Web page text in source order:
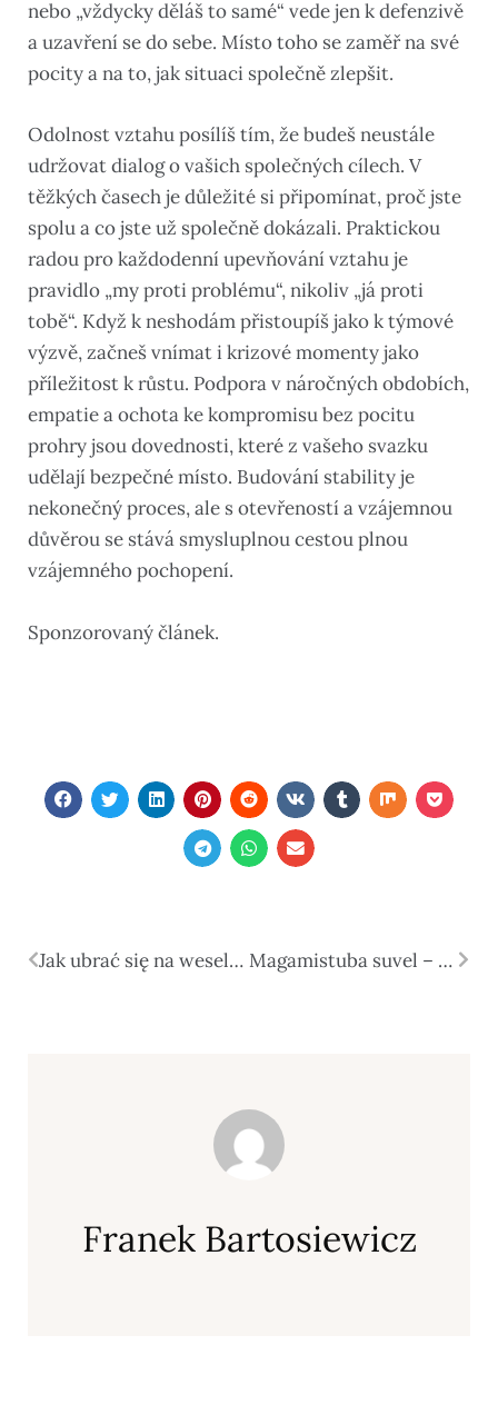
nebo „vždycky děláš to samé“ vede jen k defenzivě
a uzavření se do sebe. Místo toho se zaměř na své
pocity a na to, jak situaci společně zlepšit.
Odolnost vztahu posílíš tím, že budeš neustále
udržovat dialog o vašich společných cílech. V
těžkých časech je důležité si připomínat, proč jste
spolu a co jste už společně dokázali. Praktickou
radou pro každodenní upevňování vztahu je
pravidlo „my proti problému“, nikoliv „já proti
tobě“. Když k neshodám přistoupíš jako k týmové
výzvě, začneš vnímat i krizové momenty jako
příležitost k růstu. Podpora v náročných obdobích,
empatie a ochota ke kompromisu bez pocitu
prohry jsou dovednosti, které z vašeho svazku
udělají bezpečné místo. Budování stability je
nekonečný proces, ale s otevřeností a vzájemnou
důvěrou se stává smysluplnou cestou plnou
vzájemného pochopení.
Sponzorovaný článek.
Jak ubrać się na wesele? Praktyczny poradnik dla gości Magamistuba suvel – kuidas see sisustada nii, et kuumadel öödel hästi magada saaks?
Franek Bartosiewicz